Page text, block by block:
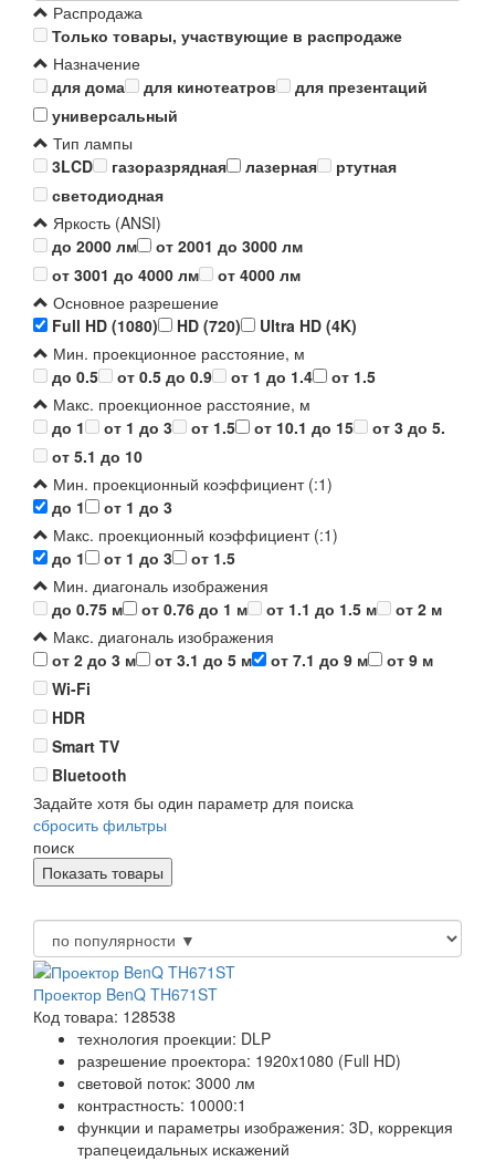
Распродажа
Только товары, участвующие в распродаже
Назначение
для дома
для кинотеатров
для презентаций
универсальный
Тип лампы
3LCD
газоразрядная лазерная
ртутная
светодиодная
Яркость (ANSI)
до 2000 лм
от 2001 до 3000 лм
от 3001 до 4000 лм
от 4000 лм
Основное разрешение
Full HD (1080)
HD (720)
Ultra HD (4K)
Мин. проекционное расстояние, м
до 0.5
от 0.5 до 0.9 от 1 до 1.4
от 1.5
Макс. проекционное расстояние, м
до 1
от 1 до 3 от 1.5 от 10.1 до 15
от 3 до 5.
от 5.1 до 10
Мин. проекционный коэффициент (:1)
до 1
от 1 до 3
Макс. проекционный коэффициент (:1)
до 1
от 1 до 3
от 1.5
Мин. диагональ изображения
до 0.75 м
от 0.76 до 1 м от 1.1 до 1.5 м
от 2 м
Макс. диагональ изображения
от 2 до 3 м
от 3.1 до 5 м от 7.1 до 9 м
от 9 м
Wi-Fi
HDR
Smart TV
Bluetooth
Задайте хотя бы один параметр для поиска
сбросить фильтры
поиск
Проектор BenQ TH671ST
Код товара: 128538
технология проекции: DLP
разрешение проектора: 1920x1080 (Full HD)
световой поток: 3000 лм
контрастность: 10000:1
функции и параметры изображения: 3D, коррекция
трапецеидальных искажений